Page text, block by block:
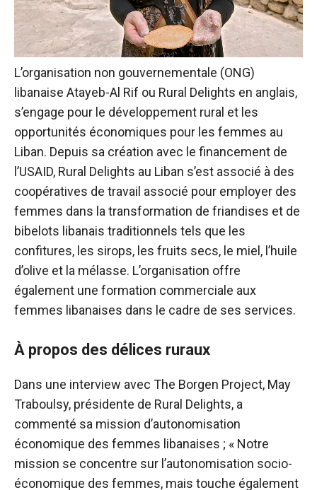
L’organisation non gouvernementale (ONG)
libanaise Atayeb-Al Rif ou Rural Delights en anglais,
s’engage pour le développement rural et les
opportunités économiques pour les femmes au
Liban. Depuis sa création avec le financement de
l’USAID, Rural Delights au Liban s’est associé à des
coopératives de travail associé pour employer des
femmes dans la transformation de friandises et de
bibelots libanais traditionnels tels que les
confitures, les sirops, les fruits secs, le miel, l’huile
d’olive et la mélasse. L’organisation offre
également une formation commerciale aux
femmes libanaises dans le cadre de ses services.
À propos des délices ruraux
Dans une interview avec The Borgen Project, May
Traboulsy, présidente de Rural Delights, a
commenté sa mission d’autonomisation
économique des femmes libanaises ; « Notre
mission se concentre sur l’autonomisation socio-
économique des femmes, mais touche également